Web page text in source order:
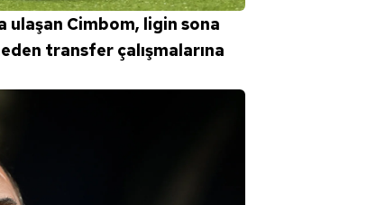
Cimbom, ligin sona
transfer çalışmalarına